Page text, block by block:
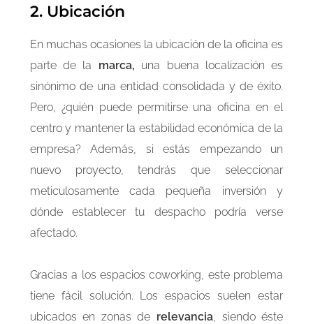
2. Ubicación
En muchas ocasiones la ubicación de la oficina es
parte de la marca, una buena localización es
sinónimo de una entidad consolidada y de éxito.
Pero, ¿quién puede permitirse una oficina en el
centro y mantener la estabilidad económica de la
empresa? Además, si estás empezando un
nuevo proyecto, tendrás que seleccionar
meticulosamente cada pequeña inversión y
dónde establecer tu despacho podría verse
afectado.
Gracias a los espacios coworking, este problema
tiene fácil solución. Los espacios suelen estar
ubicados en zonas de relevancia , siendo éste